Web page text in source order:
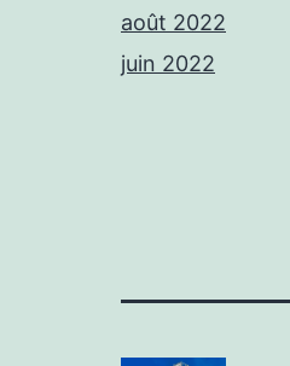
août 2022
juin 2022